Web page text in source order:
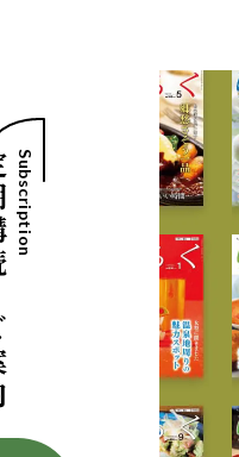
Subscription
内